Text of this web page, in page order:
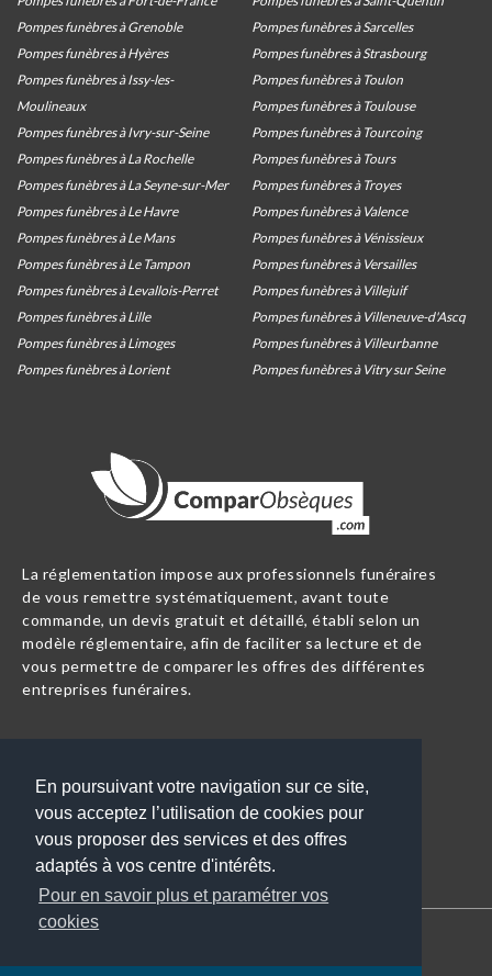
En poursuivant votre navigation sur ce site,
vous acceptez l’utilisation de cookies pour
vous proposer des services et des offres
adaptés à vos centre d'intérêts.
Pour en savoir plus et paramétrer vos
cookies
Pompes funèbres à Grenoble
Pompes funèbres à Hyères
Pompes funèbres à Issy-les-
Moulineaux
Pompes funèbres à Ivry-sur-Seine
Pompes funèbres à La Rochelle
Pompes funèbres à La Seyne-sur-Mer
Pompes funèbres à Le Havre
Pompes funèbres à Le Mans
Pompes funèbres à Le Tampon
Pompes funèbres à Levallois-Perret
Pompes funèbres à Lille
Pompes funèbres à Limoges
Pompes funèbres à Lorient
Pompes funèbres à Sarcelles
Pompes funèbres à Strasbourg
Pompes funèbres à Toulon
Pompes funèbres à Toulouse
Pompes funèbres à Tourcoing
Pompes funèbres à Tours
Pompes funèbres à Troyes
Pompes funèbres à Valence
Pompes funèbres à Vénissieux
Pompes funèbres à Versailles
Pompes funèbres à Villejuif
Pompes funèbres à Villeneuve-d'Ascq
Pompes funèbres à Villeurbanne
Pompes funèbres à Vitry sur Seine
La réglementation impose aux professionnels funéraires
de vous remettre systématiquement, avant toute
commande, un devis gratuit et détaillé, établi selon un
modèle réglementaire, afin de faciliter sa lecture et de
vous permettre de comparer les offres des différentes
entreprises funéraires.
Courriers après décès
Nos guides obsèques
Une entreprise, rejoignez-
nous ?
Contact